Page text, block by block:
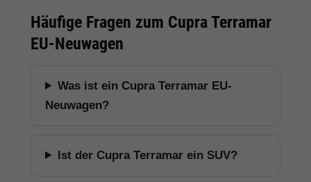
Häufige Fragen zum Cupra Terramar
EU-Neuwagen
Was ist ein Cupra Terramar EU-
Neuwagen?
Ist der Cupra Terramar ein SUV?